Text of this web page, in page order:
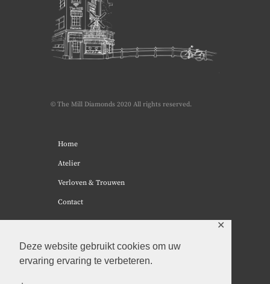
Deze website gebruikt cookies om uw
ervaring ervaring te verbeteren.
✕
© The Mill Diamonds 2020 All rights reserved.
Home
Atelier
Verloven & Trouwen
Contact